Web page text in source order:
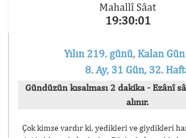
Mahallî Sâat
19:30:01
Yılın 219. günü, Kalan
8. Ay, 31 Gün, 32.
Gündüzün kısalması 2 dakika - Ezânî
alınır.
Çok kimse vardır ki, yedikleri ve giydikleri